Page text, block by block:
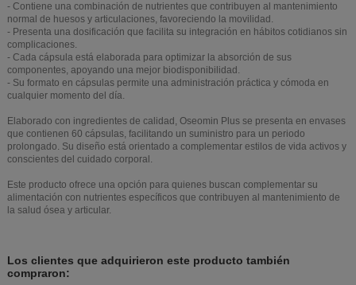
- Contiene una combinación de nutrientes que contribuyen al mantenimiento
normal de huesos y articulaciones, favoreciendo la movilidad.
- Presenta una dosificación que facilita su integración en hábitos cotidianos sin
complicaciones.
- Cada cápsula está elaborada para optimizar la absorción de sus
componentes, apoyando una mejor biodisponibilidad.
- Su formato en cápsulas permite una administración práctica y cómoda en
cualquier momento del día.
Elaborado con ingredientes de calidad, Oseomin Plus se presenta en envases
que contienen 60 cápsulas, facilitando un suministro para un periodo
prolongado. Su diseño está orientado a complementar estilos de vida activos y
conscientes del cuidado corporal.
Este producto ofrece una opción para quienes buscan complementar su
alimentación con nutrientes específicos que contribuyen al mantenimiento de
la salud ósea y articular.
Los clientes que adquirieron este producto también
compraron: